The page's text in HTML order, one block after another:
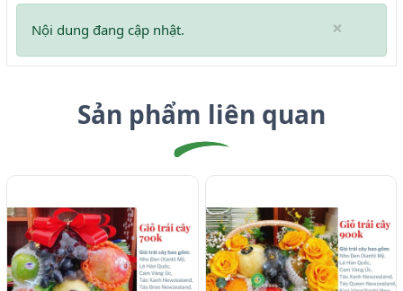
×
Nội dung đang cập nhật.
Sản phẩm liên quan